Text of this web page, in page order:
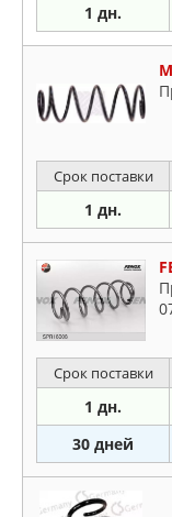
1 дн.
Срок поставки
1 дн.
Срок поставки
1 дн.
30 дней